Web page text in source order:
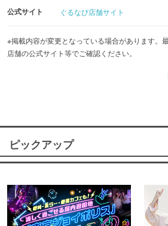
公式サイト ぐるなび店舗サイト
※掲載内容が変更となっている場合があります。
店舗の公式サイト等でご確認ください。
ピックアップ